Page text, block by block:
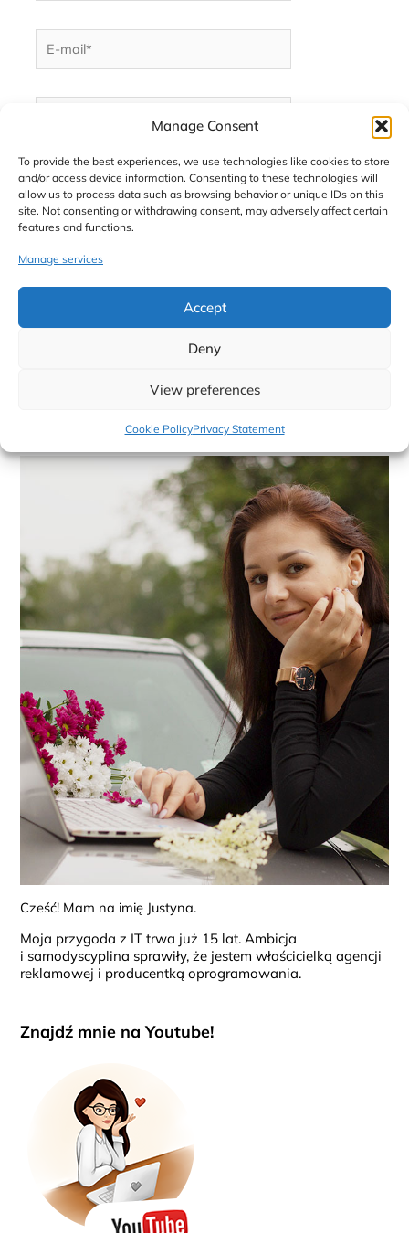
Manage Consent
To provide the best experiences, we use technologies like cookies to store
and/or access device information. Consenting to these technologies will
allow us to process data such as browsing behavior or unique IDs on this
site. Not consenting or withdrawing consent, may adversely affect certain
features and functions.
Manage services
Accept
Deny
View preferences
Cookie PolicyPrivacy Statement
mail*
Witryna
się, w jaki sposób przetwarzane są dane Twoich
Cześć! Mam na imię Justyna.
Moja przygoda z IT trwa już 15 lat. Ambicja
i samodyscyplina sprawiły, że jestem właścicielką agencji
reklamowej i producentką oprogramowania.
Znajdź mnie na Youtube!